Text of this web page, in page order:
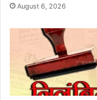
August 6, 2026